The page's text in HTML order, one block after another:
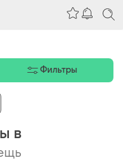
в
Фильтры